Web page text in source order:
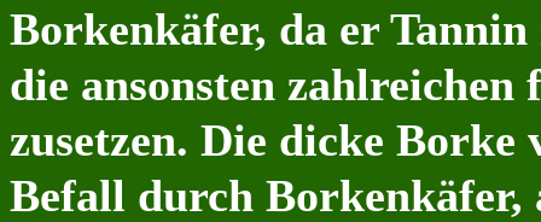
Borkenkäfer, da er
die ansonsten
zusetzen. Die dicke
Befall durch